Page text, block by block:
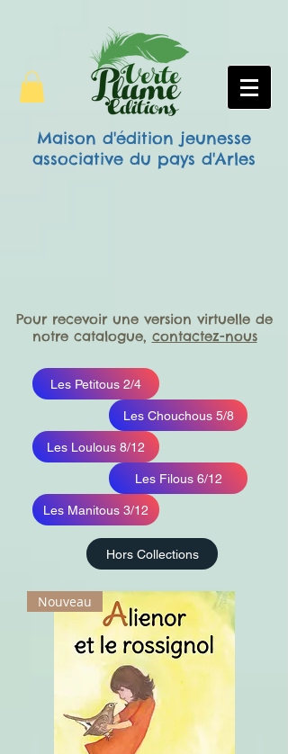
Maison d'édition jeunesse
associative du pays d'Arles
Pour recevoir une version virtuelle de
notre catalogue, contactez-nous
Les Petitous 2/4
Les Chouchous 5/8
Les Loulous 8/12
Les Filous 6/12
Les Manitous 3/12
Hors Collections
Nouveau